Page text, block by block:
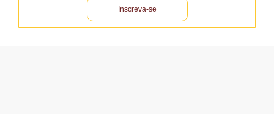
Inscreva-se